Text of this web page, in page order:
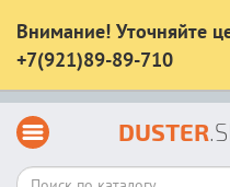
Внимание! Уточняйте
+7(921)89-89-710
DUSTER